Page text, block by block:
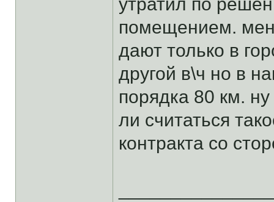
помещением.
дают только в
другой в\ч но в
порядка 80 км.
ли считаться
контракта со